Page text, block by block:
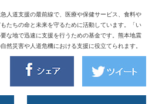
人道支援の最前線で、医療や保健サービス、食料や
たちの命と未来を守るために活動しています。「い
な地で迅速に支援を行うための基金です。熊本地震
然災害や人道危機における支援に役立てられます。